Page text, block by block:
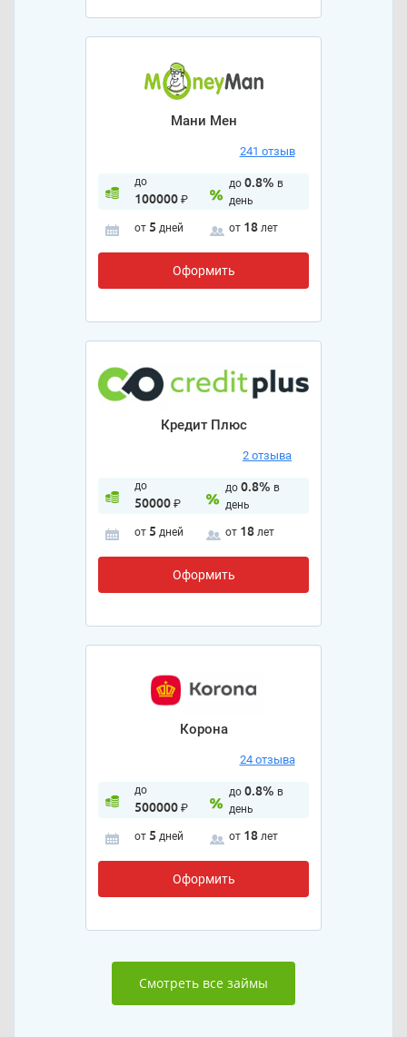
Мани Мен
241 отзыв
до
100000₽
до 0.8% в
день
от 5 дней от 18 лет
Оформить
Кредит Плюс
2 отзыва
до
50000₽
до 0.8% в
день
от 5 дней от 18 лет
Оформить
Корона
24 отзыва
до
500000₽
до 0.8% в
день
от 5 дней от 18 лет
Оформить
Смотреть все займы